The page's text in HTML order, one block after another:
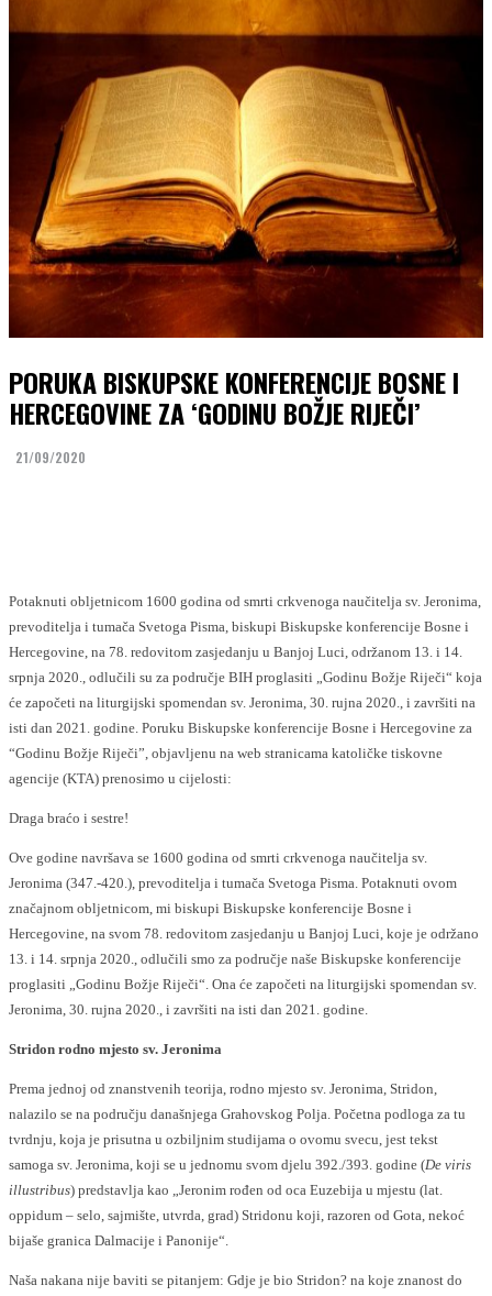
PORUKA BISKUPSKE KONFERENCIJE BOSNE I
HERCEGOVINE ZA ‘GODINU BOŽJE RIJEČI’
21/09/2020
Potaknuti obljetnicom 1600 godina od smrti crkvenoga naučitelja sv. Jeronima,
prevoditelja i tumača Svetoga Pisma, biskupi Biskupske konferencije Bosne i
Hercegovine, na 78. redovitom zasjedanju u Banjoj Luci, održanom 13. i 14.
srpnja 2020., odlučili su za područje BIH proglasiti „Godinu Božje Riječi“ koja
će započeti na liturgijski spomendan sv. Jeronima, 30. rujna 2020., i završiti na
isti dan 2021. godine. Poruku Biskupske konferencije Bosne i Hercegovine za
“Godinu Božje Riječi”, objavljenu na web stranicama katoličke tiskovne
agencije (KTA) prenosimo u cijelosti:
Draga braćo i sestre!
Ove godine navršava se 1600 godina od smrti crkvenoga naučitelja sv.
Jeronima (347.-420.), prevoditelja i tumača Svetoga Pisma. Potaknuti ovom
značajnom obljetnicom, mi biskupi Biskupske konferencije Bosne i
Hercegovine, na svom 78. redovitom zasjedanju u Banjoj Luci, koje je održano
13. i 14. srpnja 2020., odlučili smo za područje naše Biskupske konferencije
proglasiti „Godinu Božje Riječi“. Ona će započeti na liturgijski spomendan sv.
Jeronima, 30. rujna 2020., i završiti na isti dan 2021. godine.
Stridon rodno mjesto sv. Jeronima
Prema jednoj od znanstvenih teorija, rodno mjesto sv. Jeronima, Stridon,
nalazilo se na području današnjega Grahovskog Polja. Početna podloga za tu
tvrdnju, koja je prisutna u ozbiljnim studijama o ovomu svecu, jest tekst
samoga sv. Jeronima, koji se u jednomu svom djelu 392./393. godine (De viris
illustribus) predstavlja kao „Jeronim rođen od oca Euzebija u mjestu (lat.
oppidum – selo, sajmište, utvrda, grad) Stridonu koji, razoren od Gota, nekoć
bijaše granica Dalmacije i Panonije“.
Naša nakana nije baviti se pitanjem: Gdje je bio Stridon? na koje znanost do